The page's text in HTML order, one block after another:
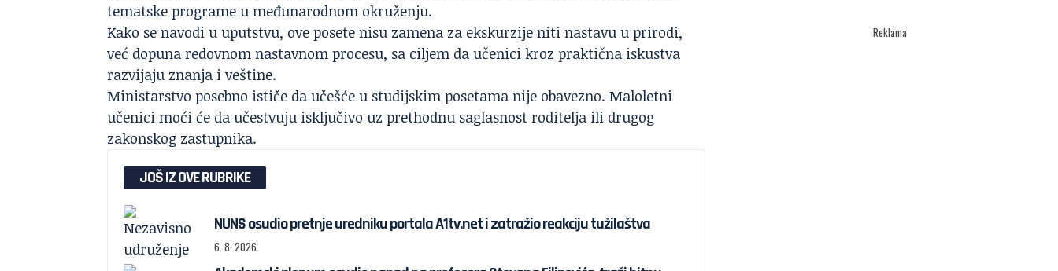
tematske programe u međunarodnom okruženju.
Kako se navodi u uputstvu, ove posete nisu zamena za ekskurzije niti nastavu u prirodi,
već dopuna redovnom nastavnom procesu, sa ciljem da učenici kroz praktična iskustva
razvijaju znanja i veštine.
Ministarstvo posebno ističe da učešće u studijskim posetama nije obavezno. Maloletni
učenici moći će da učestvuju isključivo uz prethodnu saglasnost roditelja ili drugog
zakonskog zastupnika.
JOŠ IZ OVE RUBRIKE
NUNS osudio pretnje uredniku portala A1tv.net i zatražio reakciju tužilaštva
6. 8. 2026.
Reklama